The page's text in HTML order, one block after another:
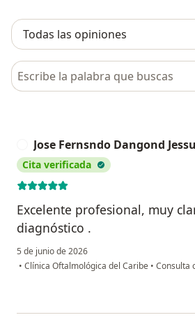
Busca en opiniones
Jose Fernsndo Dangond
Cita verificada
Excelente profesional, muy
diagnóstico .
5 de junio de 2026
• Clínica Oftalmológica del Caribe • Consulta